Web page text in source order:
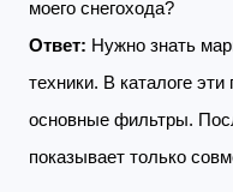
моего снегохода?
Ответ: Нужно знать
техники. В каталоге
основные фильтры.
показывает только